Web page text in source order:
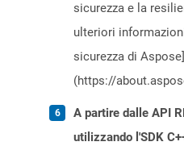
sicurezza e la
ulteriori
sicurezza di Aspose]
(https://
A partire dalle API
utilizzando l'SDK